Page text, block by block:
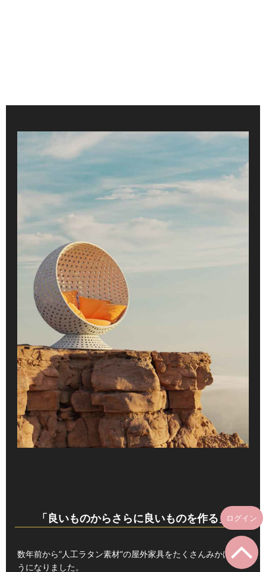
ログイン
「良いものからさらに良いものを作る」
数年前から”人工ラタン素材”の屋外家具をたくさんみかけるよ
うになりました。